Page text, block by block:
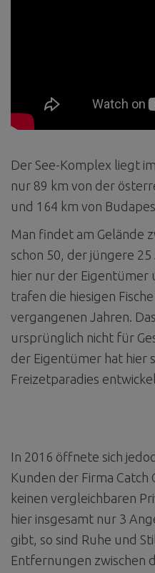
Der See-Komplex liegt
nur 89 km von der
und 164 km von
Man findet am Gelände
schon 50, der jüngere
hier nur der Eigentümer
trafen die hiesigen
vergangenen Jahren.
ursprünglich nicht für
der Eigentümer hat hier
Freizetparadies
In 2016 öffnete sich
Kunden der Firma Catch
keinen vergleichbaren
hier insgesamt nur 3
gibt, so sind Ruhe und
Entfernungen zwischen